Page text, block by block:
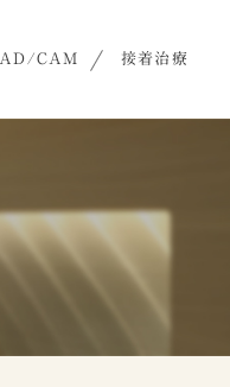
CAM 接着治療